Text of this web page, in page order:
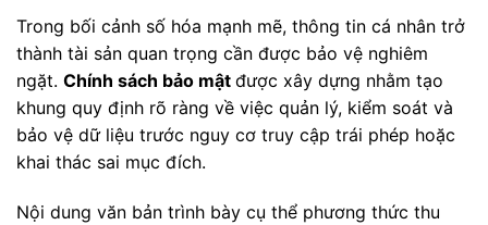
Trong bối cảnh số hóa mạnh mẽ, thông tin cá nhân trở
thành tài sản quan trọng cần được bảo vệ nghiêm
ngặt. Chính sách bảo mật được xây dựng nhằm tạo
khung quy định rõ ràng về việc quản lý, kiểm soát và
bảo vệ dữ liệu trước nguy cơ truy cập trái phép hoặc
khai thác sai mục đích.
Nội dung văn bản trình bày cụ thể phương thức thu